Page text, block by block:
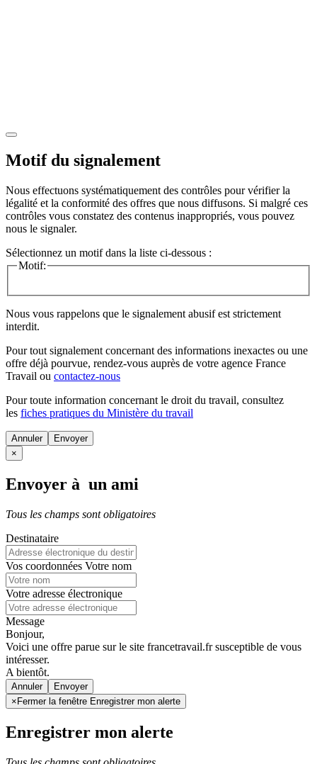
Motif du signalement
Nous effectuons systématiquement des contrôles pour vérifier la
légalité et la conformité des offres que nous diffusons. Si malgré ces
contrôles vous constatez des contenus inappropriés, vous pouvez
nous le signaler.
Sélectionnez un motif dans la liste ci-dessous :
Motif:
Nous vous rappelons que le signalement abusif est strictement
interdit.
Pour tout signalement concernant des informations inexactes ou une
offre déjà pourvue, rendez-vous auprès de votre agence France
Travail ou contactez-nous
Pour toute information concernant le droit du travail, consultez
les fiches pratiques du Ministère du travail
Annuler
×
Envoyer à un ami
Tous les champs sont obligatoires
Destinataire
Vos coordonnées Votre nom
Votre adresse électronique
Message
Bonjour,
Voici une offre parue sur le site francetravail.fr susceptible de vous
intéresser.
A bientôt.
Annuler
× Fermer la fenêtre Enregistrer mon alerte
Enregistrer mon alerte